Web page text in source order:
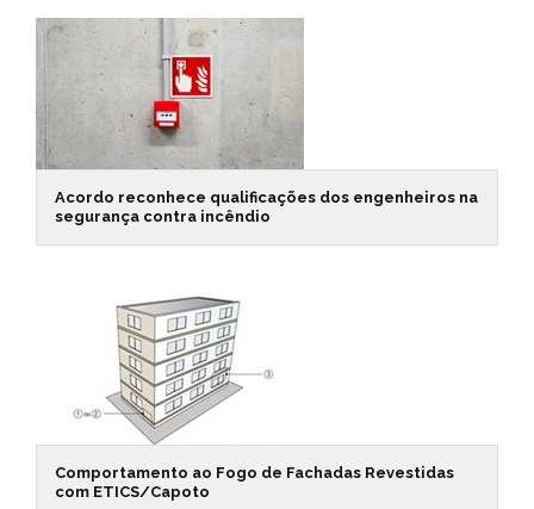
Acordo reconhece qualificações dos engenheiros na
segurança contra incêndio
Comportamento ao Fogo de Fachadas Revestidas
com ETICS/Capoto